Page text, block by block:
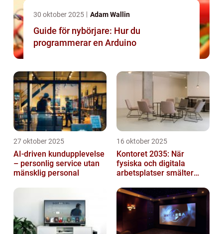
30 oktober 2025 Adam Wallin
Guide för nybörjare: Hur du
programmerar en Arduino
27 oktober 2025
AI-driven kundupplevelse
– personlig service utan
mänsklig personal
16 oktober 2025
Kontoret 2035: När
fysiska och digitala
arbetsplatser smälter